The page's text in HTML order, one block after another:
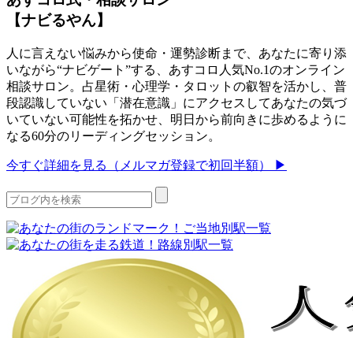
【ナビるやん】
人に言えない悩みから使命・運勢診断まで、あなたに寄り添
いながら“ナビゲート”する、あすコロ人気No.1のオンライン
相談サロン。占星術・心理学・タロットの叡智を活かし、普
段認識していない「潜在意識」にアクセスしてあなたの気づ
いていない可能性を拓かせ、明日から前向きに歩めるように
なる60分のリーディングセッション。
今すぐ詳細を見る（メルマガ登録で初回半額） ▶